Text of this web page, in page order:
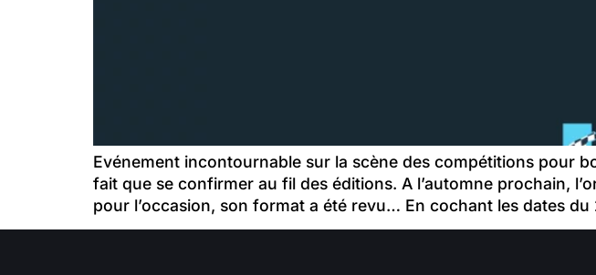
Evénement incontournable sur la scène des compétitions pour
fait que se confirmer au fil des éditions. A l’automne prochain,
pour l’occasion, son format a été revu… En cochant les dates